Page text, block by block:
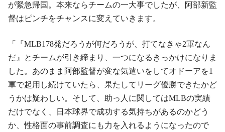
が緊急帰国。本来ならチームの一大事でしたが、阿部新監
督はピンチをチャンスに変えていきます。
「『MLB178発だろうが何だろうが、打てなきゃ2軍なん
だ』とチームが引き締まり、一つになるきっかけになりま
した。あのまま阿部監督が変な気遣いをしてオドーアを1
軍で起用し続けていたら、果たしてリーグ優勝できたかど
うかは疑わしい。そして、助っ人に関してはMLBの実績
だけでなく、日本球界で成功する気持ちがあるのかどう
か、性格面の事前調査にも力を入れるようになったので